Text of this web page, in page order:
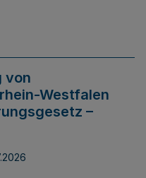
von
Westfalen
–